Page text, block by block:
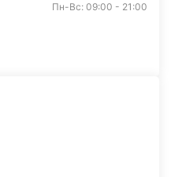
Пн-Вс: 09:00 - 21:00